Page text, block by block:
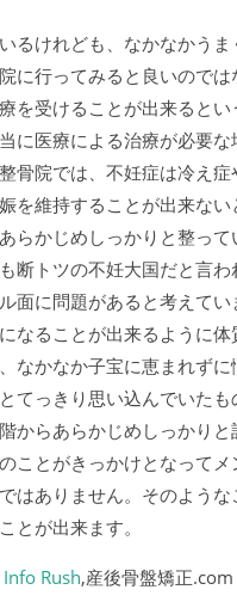
るけれども、なかなかう
に行ってみると良いので
を受けることが出来ると
に医療による治療が必要
骨院では、不妊症は冷え
を維持することが出来な
らかじめしっかりと整っ
断トツの不妊大国だと言
面に問題があると考えて
なることが出来るように
なかなか子宝に恵まれず
てっきり思い込んでいた
からあらかじめしっかり
ことがきっかけとなって
はありません。そのよう
とが出来ます。
Info Rush,産後骨盤矯正.com